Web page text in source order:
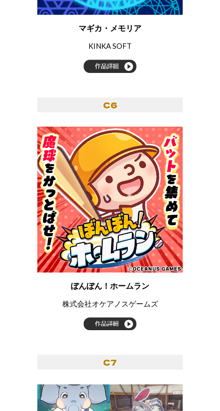
マギカ・メモリア
KINKA SOFT
ぼんぼん！ホームラン
株式会社オケアノスゲームズ